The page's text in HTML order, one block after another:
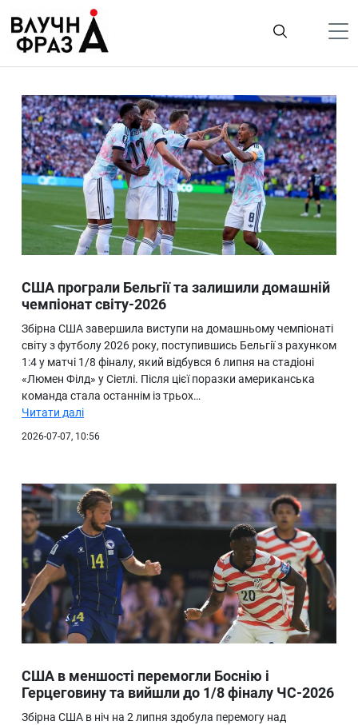
содержимому
Гроші
Життя
Лайфстайл
ТехноНаука
Людина
Ukraine
Про нас
США програли Бельгії та залишили домашній
чемпіонат світу-2026
Збірна США завершила виступи на домашньому чемпіонаті
світу з футболу 2026 року, поступившись Бельгії з рахунком
1:4 у матчі 1/8 фіналу, який відбувся 6 липня на стадіоні
«Люмен Філд» у Сіетлі. Після цієї поразки американська
команда стала останнім із трьох…
Читати далі
2026-07-07, 10:56
США в меншості перемогли Боснію і
Герцеговину та вийшли до 1/8 фіналу ЧС-2026
Збірна США в ніч на 2 липня здобула перемогу над